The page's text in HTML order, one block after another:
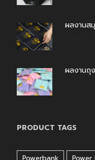
ผลงานส
ผลงานถุ
PRODUCT TAGS